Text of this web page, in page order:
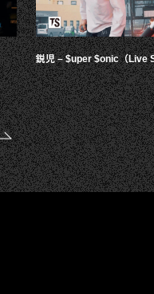
鋭児 – $uper $onic（Live